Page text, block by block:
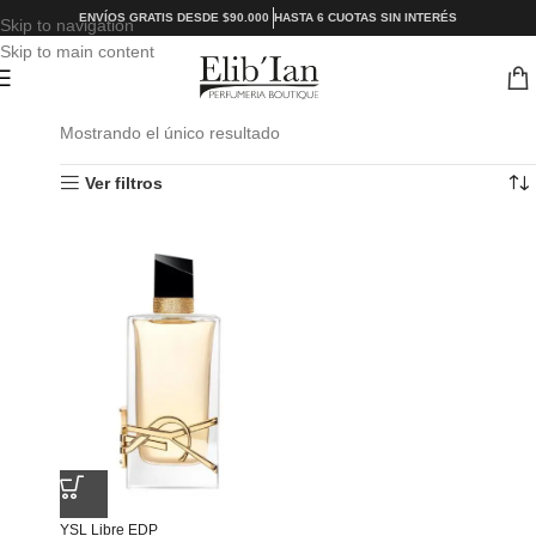
Skip to navigation
Skip to main content
ENVÍOS GRATIS DESDE $90.000 HASTA 6 CUOTAS SIN INTERÉS
Mostrando el único resultado
Ver filtros
YSL Libre EDP